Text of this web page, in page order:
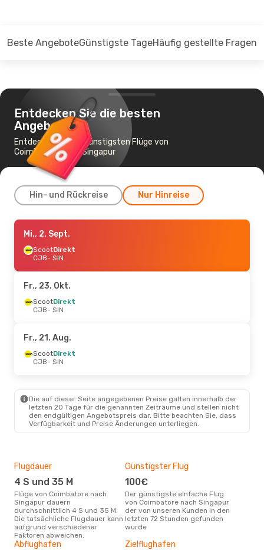
Beste AngeboteGünstigste TageHäufig gestellte Fragen
Entdecken Sie die besten
Angebote
Entdecken Sie die günstigsten Flüge von
Coimbatore nach Singapur
Hin- und Rückreise Nur Hinreise
Do., 27. Aug.
ScootDirekt
CJB- SIN
SIN- CJB
Fr., 21. Aug.- Mo., 24. Aug.
Scoot Direkt
SIN - CJB
Mi., 2. Sept.
ScootDirekt
CJB- SIN
Fr., 23. Okt.
ScootDirekt
CJB- SIN
Fr., 21. Aug.
ScootDirekt
CJB- SIN
Die auf dieser Seite angegebenen Preise galten innerhalb der
letzten 20 Tage für die genannten Zeiträume und stellen nicht
den endgültigen Angebotspreis dar. Bitte beachten Sie, dass
Verfügbarkeit und Preise Änderungen unterliegen.
Flugdauer
4 S und 35 M
Flüge von Coimbatore nach
Singapur dauern
durchschnittlich 4 S und 35 M.
Die tatsächliche Flugdauer kann
aufgrund verschiedener
Faktoren abweichen.
Günstigster Flug
100€
Der günstigste einfache Flug
von Coimbatore nach Singapur
der von unseren Kunden in den
letzten 72 Stunden gefunden
wurde
Abflughafen Zielflughafen